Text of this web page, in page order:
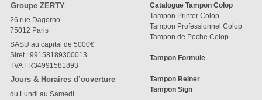
Groupe ZERTY
26 rue Dagorno
75012 Paris
SASU au capital de 5000€
Siret : 99158189300013
TVA FR34991581893
Jours & Horaires d’ouverture
du Lundi au Samedi
Catalogue Tampon Colop
Tampon Printer Colop
Tampon Professionnel Colop
Tampon de Poche Colop
Tampon Formule
Tampon Reiner
Tampon Sign